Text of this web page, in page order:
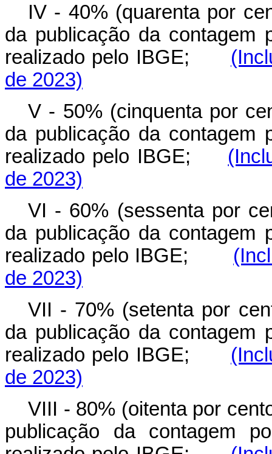
IV - 40% (quarenta por
da publicação da contagem
realizado pelo IBGE;
de 2023)
V - 50% (cinquenta por
da publicação da contagem
realizado pelo IBGE;
de 2023)
VI - 60% (sessenta por
da publicação da contagem
realizado pelo IBGE;
de 2023)
VII - 70% (setenta por
da publicação da contagem
realizado pelo IBGE;
de 2023)
VIII - 80% (oitenta por
publicação da contagem